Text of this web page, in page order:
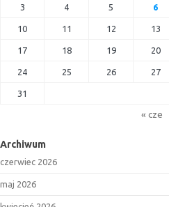
3 4 5 6
10 11 12 13
17 18 19 20
24 25 26 27
31
« cze
Archiwum
czerwiec 2026
maj 2026